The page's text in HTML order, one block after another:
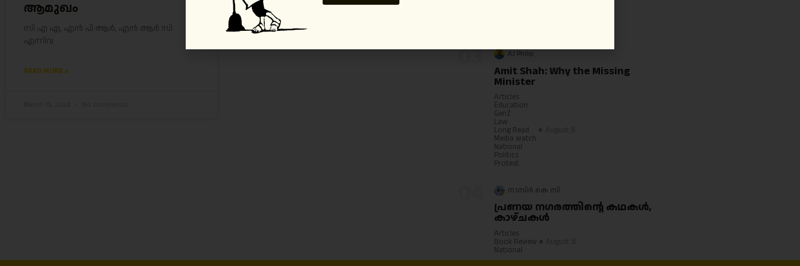
ആമുഖം
സി എ എ, എന്‍ പി ആര്‍, എന്‍ ആര്‍ സി
എന്നിവ
READ MORE » 03 AJ Philip
Amit Shah: Why the Missing
Minister
Articles
Education
GenZ
Law
Long Read
Media watch
National
Politics
Protest
നാസിർ കെ സി
പ്രണയ നഗരത്തിന്റെ കഥകൾ,
കാഴ്ചകൾ
Articles
Book Review
National